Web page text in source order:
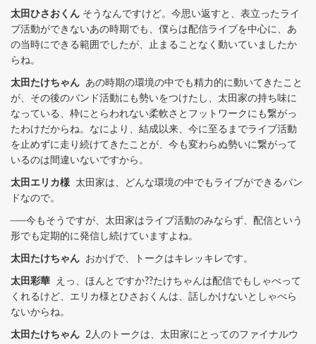
太田ひさおくん そうなんですけど。今思い返すと、表立ったライ
ブ活動ができないあの時期でも、僕らは配信ライブを中心に、あ
の当時にできる範囲でしたが、止まることなく動いていましたか
らね。
太田たけちゃん あの時期の環境の中でも精力的に動いてきたこと
が、その後のバンド活動にも勢いをつけたし、太田家の持ち味に
なっている、枠にとらわれない柔軟さとフットワークにも繋がっ
たわけだからね。なにより、結成以来、今に至るまでライブ活動
を止めずに走り続けてきたことが、今も変わらぬ勢いに繋がって
いるのは間違いないですから。
太田エリカ様 太田家は、どんな環境の中でもライブができるバン
ドなので。
──今もそうですが、太田家はライブ活動のみならず、配信という
形でも定期的に発信し続けていますよね。
太田たけちゃん おかげで、トークはキレッキレです。
太田彩華 えっ、ほんとですか??たけちゃんは配信でもしゃべって
くれるけど、エリカ様とひさおくんは、話しかけないとしゃべら
ないからね。
太田たけちゃん 2人のトークは、太田家にとってのファイナルウ